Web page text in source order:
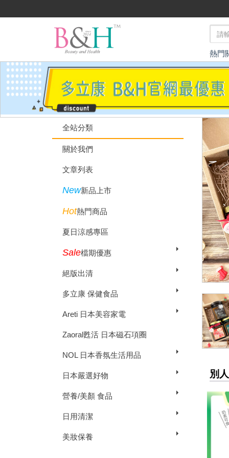
熱門
全站分類
關於我們
文章列表
New新品上市
Hot熱門商品
夏日涼感專區
Sale檔期優惠
絕版出清
多立康 保健食品
Areti 日本美容家電
Zaoral甦活 日本磁石項圈
NOL 日本香氛生活用品
日本嚴選好物
營養/美顏 食品
日用清潔
美妝保養
別